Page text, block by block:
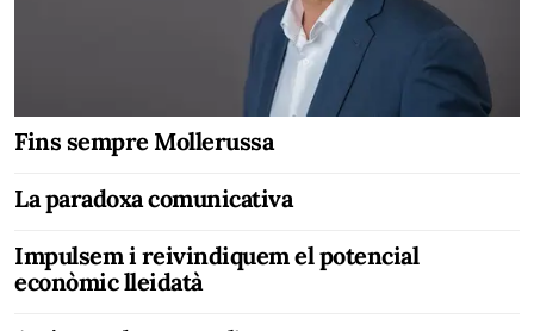
Fins sempre Mollerussa
La paradoxa comunicativa
Impulsem i reivindiquem el potencial
econòmic lleidatà